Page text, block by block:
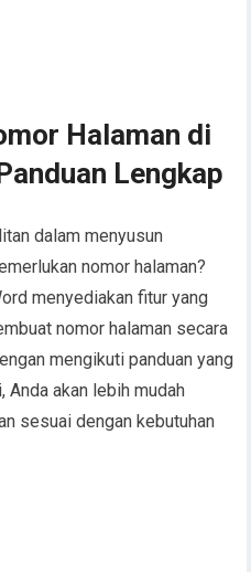
Halaman di
Lengkap
dalam menyusun
nomor halaman?
menyediakan fitur yang
nomor halaman secara
mengikuti panduan yang
Anda akan lebih mudah
sesuai dengan kebutuhan